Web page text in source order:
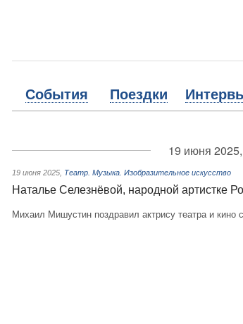
События Поездки
19 июня 2025,
19 июня 2025 Театр. Музыка. Изобразительное искусство
Наталье Селезнёвой, народной артистке
Михаил Мишустин поздравил актрису театра и кино